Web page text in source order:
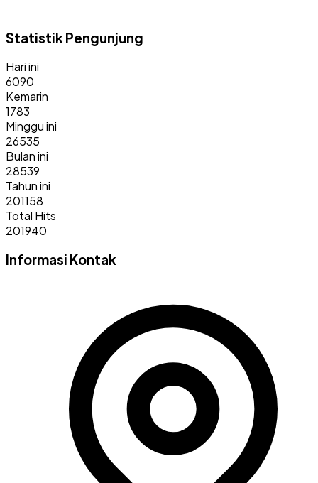
Statistik Pengunjung
Hari ini
6090
Kemarin
1783
Minggu ini
26535
Bulan ini
28539
Tahun ini
201158
Total Hits
201940
Informasi Kontak